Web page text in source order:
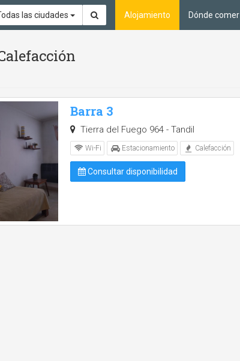
las ciudades Alojamiento Dónde comer
Barra 3
Tierra del Fuego 964 - Tandil
Wi-Fi Estacionamiento Calefacción
Consultar disponibilidad